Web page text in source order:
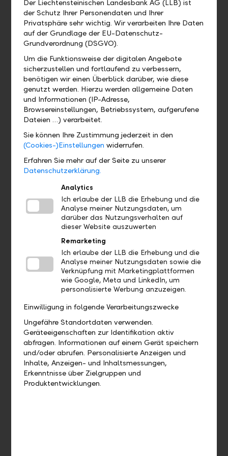
Wo kann ich das QR-Zahlteil
finden?
Wo finde ich mein eBill Postfach?
Gibt es eine Demoversion und wo
finde ich sie?
Wo finde ich das Profil?
Wo sehe ich welches Bankpaket ich
habe?
Kreditkarten?
Bis wann muss ich eine Zahlung
freigeben, damit diese heute noch
verarbeitet wird?
Wie kann ich eine bereits
ausgeführte Zahlung duplizieren?
Wie kann ich eine offene Zahlung
bearbeiten?
Wie kann ich eine offene Zahlung
Der Liechtensteinischen Landesbank AG (LLB) ist
der Schutz Ihrer Personendaten und Ihrer
Privatsphäre sehr wichtig. Wir verarbeiten Ihre Daten
auf der Grundlage der EU-Datenschutz-
Grundverordnung (DSGVO).
Um die Funktionsweise der digitalen Angebote
sicherzustellen und fortlaufend zu verbessern,
benötigen wir einen Überblick darüber, wie diese
genutzt werden. Hierzu werden allgemeine Daten
und Informationen (IP-Adresse,
Browsereinstellungen, Betriebssystem, aufgerufene
Dateien …) verarbeitet.
Sie können Ihre Zustimmung jederzeit in den
(Cookies-)Einstellungen widerrufen.
Erfahren Sie mehr auf der Seite zu unserer
Datenschutzerklärung.
Analytics
Ich erlaube der LLB die Erhebung und die
Analyse meiner Nutzungsdaten, um
darüber das Nutzungsverhalten auf
dieser Website auszuwerten
Remarketing
Ich erlaube der LLB die Erhebung und die
Analyse meiner Nutzungsdaten sowie die
Verknüpfung mit Marketingplattformen
wie Google, Meta und LinkedIn, um
personalisierte Werbung anzuzeigen.
Einwilligung in folgende Verarbeitungszwecke
Ungefähre Standortdaten verwenden.
Geräteeigenschaften zur Identifikation aktiv
abfragen. Informationen auf einem Gerät speichern
und/oder abrufen. Personalisierte Anzeigen und
Inhalte, Anzeigen- und Inhaltsmessungen,
Erkenntnisse über Zielgruppen und
Produktentwicklungen.